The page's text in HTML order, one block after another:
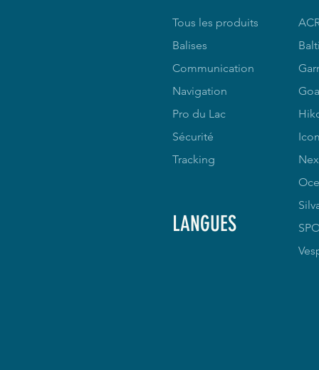
Tous les produits
Balises
Communication
Navigation
Pro du Lac
Sécurité
Tracking
LANGUES